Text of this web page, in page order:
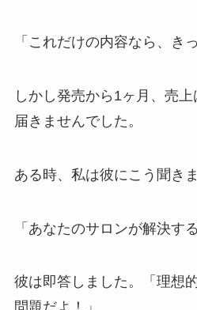
「これだけの内容なら、き
しかし発売から1ヶ月、売
届きませんでした。
ある時、私は彼にこう聞きま
「あなたのサロンが解決す
彼は即答しました。「理想